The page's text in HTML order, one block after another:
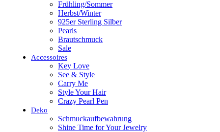
Frühling/Sommer
Herbst/Winter
925er Sterling Silber
Pearls
Brautschmuck
Sale
Accessoires
Key Love
See & Style
Carry Me
Style Your Hair
Crazy Pearl Pen
Deko
Schmuckaufbewahrung
Shine Time for Your Jewelry